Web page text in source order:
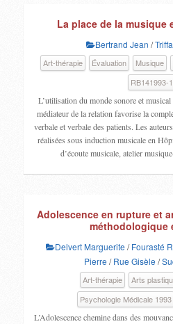
La place de la musique
Bertrand Jean /
Art-thérapie Évaluation Musique
RB141993-
L’utilisation du monde sonore et
médiateur de la relation favorise la
verbale et verbale des patients. Les
réalisées sous induction musicale en
d’écoute musicale, atelier
Adolescence en rupture et
méthodologique
Delvert Marguerite /Fourasté
Pierre /Rue Gisèle /
Art-thérapie Arts
Psychologie Médicale 1993
L’Adolescence chemine dans des